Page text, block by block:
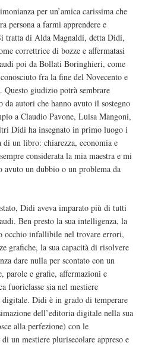
per un’amica carissima che
persona a farmi apprendere e
tratta di Alda Magnaldi, detta Didi,
correttrice di bozze e affermatasi
poi da Bollati Boringhieri, come
fra la fine del Novecento e
giudizio potrà sembrare
da autori che hanno avuto il sostegno
a Claudio Pavone, Luisa Mangoni,
Didi ha insegnato in primo luogo i
un libro: chiarezza, economia e
considerata la mia maestra e mi
un dubbio o un problema da
Didi aveva imparato più di tutti
Ben presto la sua intelligenza, la
occhio infallibile nel trovare errori,
grafiche, la sua capacità di risolvere
dare nulla per scontato con un
parole e grafie, affermazioni e
fuoriclasse sia nel mestiere
digitale. Didi è in grado di temperare
dell’editoria digitale nella sua
alla perfezione) con le
un mestiere plurisecolare appreso e